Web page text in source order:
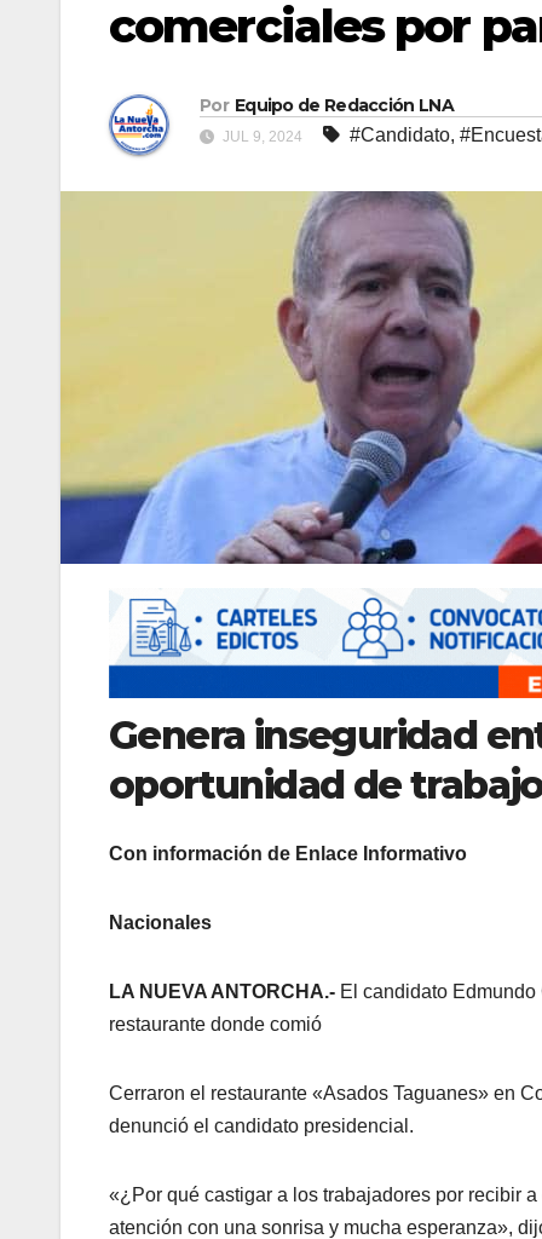
comerciales por
Por Equipo de Redacción LNA
JUL 9, 2024 #Candidato,
Genera inseguridad
oportunidad de
Con información de Enlace Informativo
Nacionales
LA NUEVA ANTORCHA.- El candidato
restaurante donde comió
Cerraron el restaurante «Asados Taguanes» en
denunció el candidato presidencial.
«¿Por qué castigar a los trabajadores por recibir
atención con una sonrisa y mucha esperanza»,